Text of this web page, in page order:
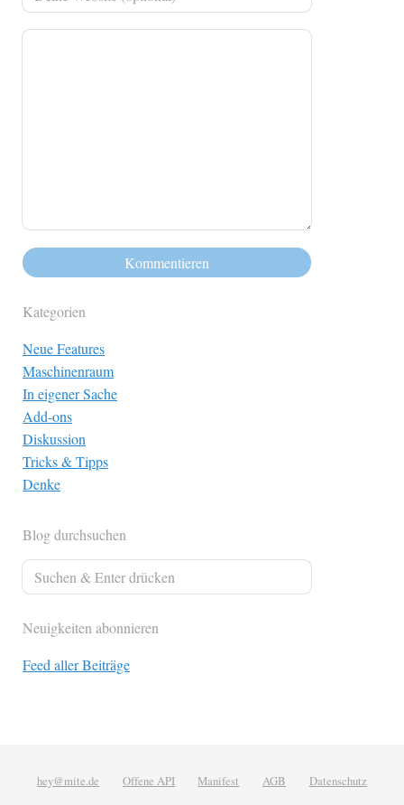
Kategorien
Neue Features
Maschinenraum
In eigener Sache
Add-ons
Diskussion
Tricks & Tipps
Denke
Blog durchsuchen
Neuigkeiten abonnieren
Feed aller Beiträge
hey@mite.de Offene API Manifest AGB
Datenschutz